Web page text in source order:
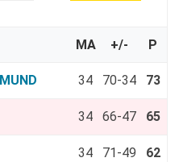
MA +/- P
34 70-34 73
34 66-47 65
34 71-49 62